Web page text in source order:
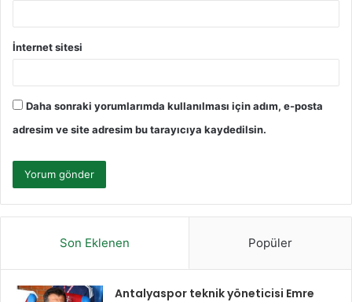
İnternet sitesi
Daha sonraki yorumlarımda kullanılması için adım, e-posta
adresim ve site adresim bu tarayıcıya kaydedilsin.
Son Eklenen Popüler
Antalyaspor teknik yöneticisi Emre